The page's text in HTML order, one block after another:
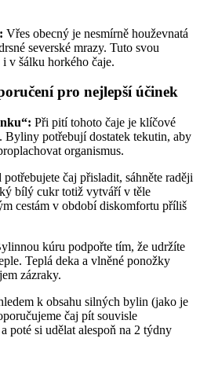
Vřes obecný je nesmírně houževnatá
severské mrazy. Tuto svou
v šálku horkého čaje.
pro nejlepší účinek
Při pití tohoto čaje je klíčové
Byliny potřebují dostatek tekutin, aby
organismus.
potřebujete čaj přisladit, sáhněte raději
bílý cukr totiž vytváří v těle
cestám v období diskomfortu příliš
kúru podpořte tím, že udržíte
Teplá deka a vlněné ponožky
zázraky.
k obsahu silných bylin (jako je
čaj pít souvisle
poté si udělat alespoň na 2 týdny